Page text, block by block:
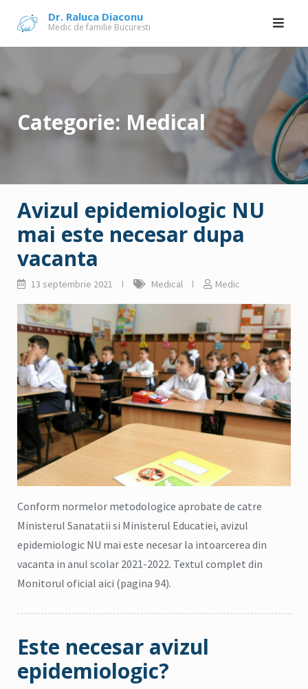
content
Dr. Raluca Diaconu
Medic de familie Bucuresti
Categorie: Medical
Avizul epidemiologic NU
mai este necesar dupa
vacanta
13 septembrie 2021 Medical Medic
Conform normelor metodologice aprobate de catre
Ministerul Sanatatii si Ministerul Educatiei, avizul
epidemiologic NU mai este necesar la intoarcerea din
vacanta in anul scolar 2021-2022. Textul complet din
Monitorul oficial aici (pagina 94).
Este necesar avizul
epidemiologic?